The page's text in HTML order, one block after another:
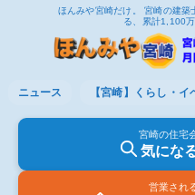
ほんみや宮崎だけ。 宮崎の建築
る、累計1,100
ニュース 【宮崎】くらし・イ
宮崎の住宅
気にな
営業され